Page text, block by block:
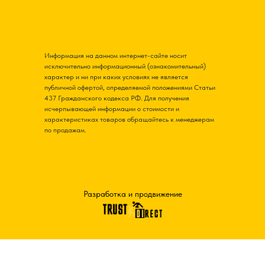
Разработка и продвижение
Информация на данном интернет-сайте носит
исключительно информационный (ознакомительный)
характер и ни при каких условиях не является
публичной офертой, определяемой положениями Статьи
437 Гражданского кодекса РФ. Для получения
исчерпывающей информации о стоимости и
характеристиках товаров обращайтесь к менеджерам
по продажам.